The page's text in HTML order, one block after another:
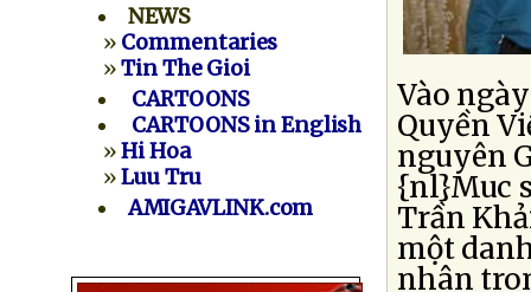
NEWS
» Commentaries
»Tin The Gioi
CARTOONS
CARTOONS in English
»Hi Hoa
»Luu Tru
AMIGAVLINK.com
Vào
Quyền
nguyên
{nl}Muc
Trần
một
nhân